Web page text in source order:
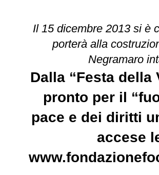
Il 15 dicembre 2013 si è
porterà alla
Negramaro
Dalla “Festa della
pronto per il
pace e dei diritti
accese